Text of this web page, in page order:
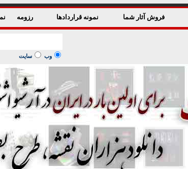
فروش آثار شما نمونه قراردادها رزومه
وب سایت